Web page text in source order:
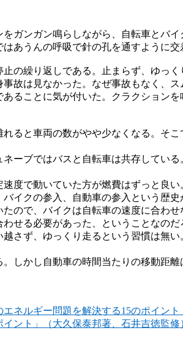
ガンガン鳴らしながら、自転車とバ
あうんの呼吸で針の孔を通すように
の繰り返しである。止まらず、ゆっく
故は見なかった。なぜ事故もなく、
ることに気が付いた。クラクション
ると車両の数がやや少なくなる。そ
ーブではバスと自転車は共存してい
度で動いていた方が燃費はずっと良
イクの参入、自動車の参入という歴
ので、バイクは自転車の速度に合わ
せる必要があった、ということなのだ
さず、ゆっくり走るという習慣は無
しかし自動車の時間当たりの移動距
ント」（大久保泰邦著、石井吉徳監修